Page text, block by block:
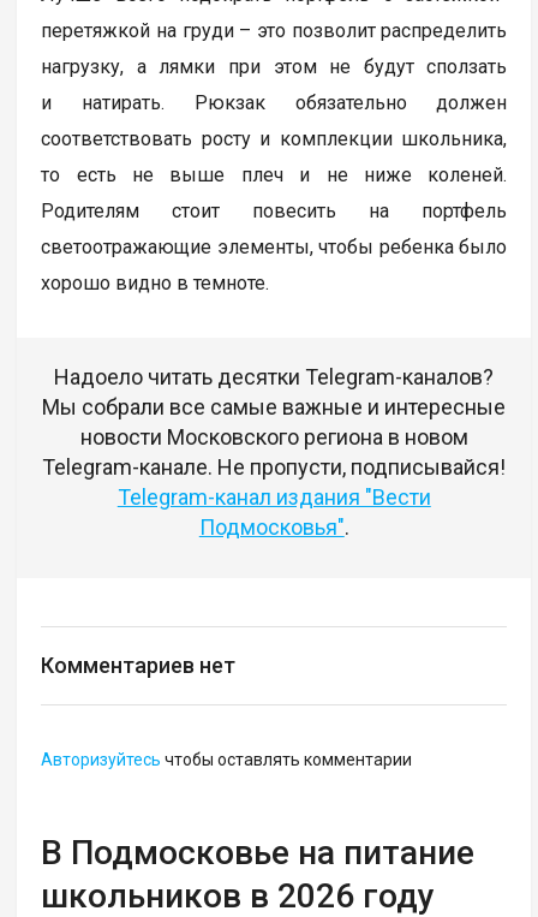
перетяжкой на груди – это позволит распределить
нагрузку, а лямки при этом не будут сползать
и натирать. Рюкзак обязательно должен
соответствовать росту и комплекции школьника,
то есть не выше плеч и не ниже коленей.
Родителям стоит повесить на портфель
светоотражающие элементы, чтобы ребенка было
хорошо видно в темноте.
Надоело читать десятки Telegram-каналов?
Мы собрали все самые важные и интересные
новости Московского региона в новом
Telegram-канале. Не пропусти, подписывайся!
Telegram-канал издания "Вести
Подмосковья".
Комментариев нет
Авторизуйтесь чтобы оставлять комментарии
В Подмосковье на питание
школьников в 2026 году